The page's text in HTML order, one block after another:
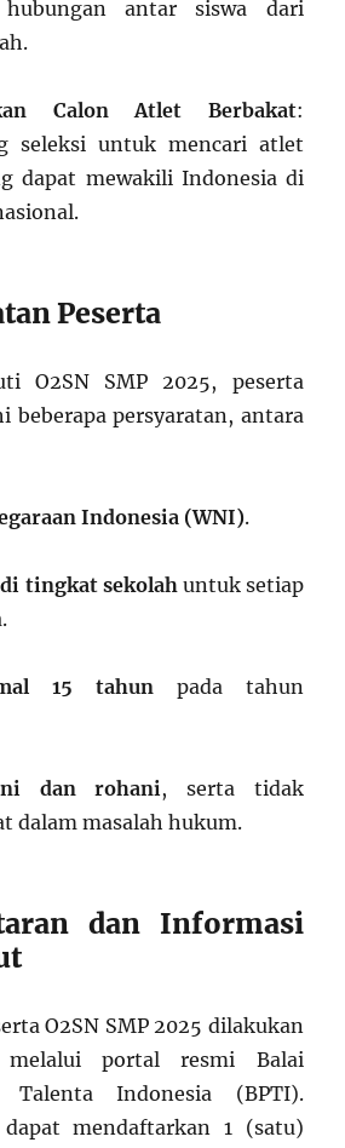
hubungan antar siswa dari
Calon Atlet Berbakat:
seleksi untuk mencari atlet
dapat mewakili Indonesia di
Peserta
O2SN SMP 2025, peserta
beberapa persyaratan, antara
Indonesia (WNI).
tingkat sekolahuntuk setiap
15 tahunpada tahun
dan rohani, serta tidak
dalam masalah hukum.
dan Informasi
O2SN SMP 2025 dilakukan
melalui portal resmi Balai
Talenta Indonesia (BPTI).
mendaftarkan 1 (satu)